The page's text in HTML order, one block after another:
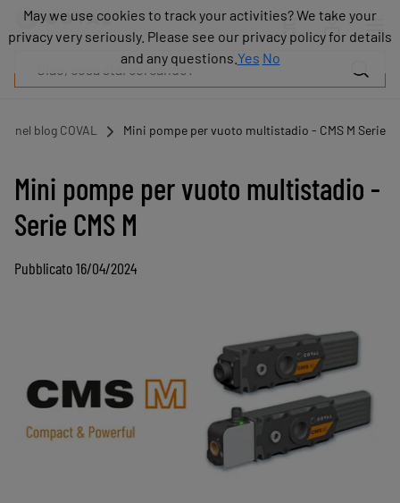
nel blog COVAL Mini pompe per vuoto multistadio - CMS M Serie
Mini pompe per vuoto multistadio -
Serie CMS M
Pubblicato 16/04/2024
Prodotti
Industrie
Risorse
COVAL
Blog
Carriera
Partner
Contatto
commerciale
May we use cookies to track your activities? We take your
privacy very seriously. Please see our privacy policy for details
and any questions. Yes No
May we use cookies to track your activities? We take your
privacy very seriously. Please see our privacy policy for details
and any questions. Yes No